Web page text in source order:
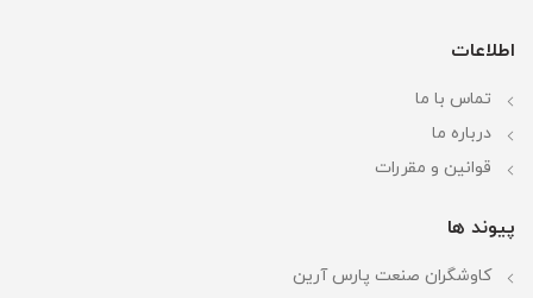
اطلاعات
تماس با ما
درباره ما
قوانین و مقررات
پیوند ها
کاوشگران صنعت پارس آرین